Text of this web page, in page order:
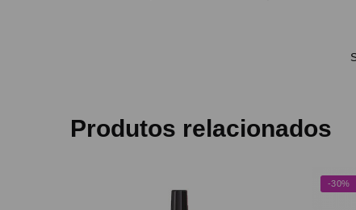
Produtos relacionados
-30%